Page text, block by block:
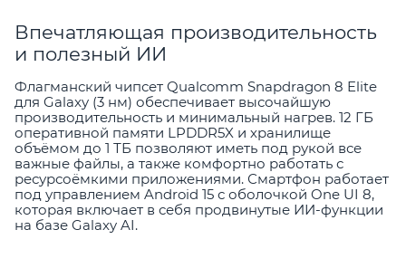
Впечатляющая производительность
и полезный ИИ
Флагманский чипсет Qualcomm Snapdragon 8 Elite
для Galaxy (3 нм) обеспечивает высочайшую
производительность и минимальный нагрев. 12 ГБ
оперативной памяти LPDDR5X и хранилище
объёмом до 1 ТБ позволяют иметь под рукой все
важные файлы, а также комфортно работать с
ресурсоёмкими приложениями. Смартфон работает
под управлением Android 15 с оболочкой One UI 8,
которая включает в себя продвинутые ИИ-функции
на базе Galaxy AI.